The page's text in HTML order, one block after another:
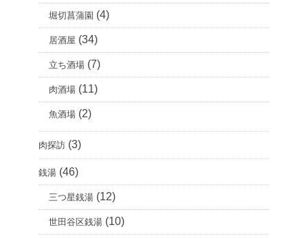
堀切菖蒲園 (4)
居酒屋 (34)
立ち酒場 (7)
肉酒場 (11)
魚酒場 (2)
肉探訪 (3)
銭湯 (46)
三つ星銭湯 (12)
世田谷区銭湯 (10)